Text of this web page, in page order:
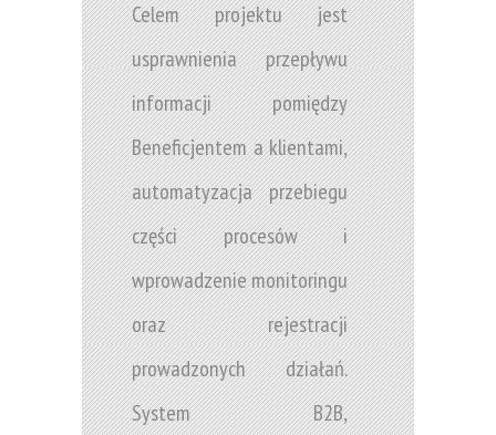
Celem projektu jest
usprawnienia przepływu
informacji pomiędzy
Beneficjentem a klientami,
automatyzacja przebiegu
części procesów i
wprowadzenie monitoringu
oraz rejestracji
prowadzonych działań.
System B2B,